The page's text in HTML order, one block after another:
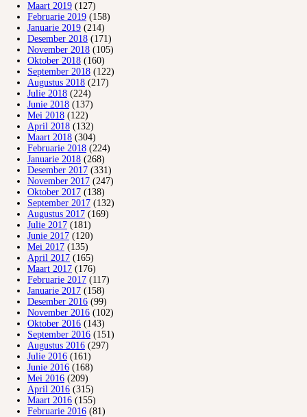
Maart 2019 (127)
Februarie 2019 (158)
Januarie 2019 (214)
Desember 2018 (171)
November 2018 (105)
Oktober 2018 (160)
September 2018 (122)
Augustus 2018 (217)
Julie 2018 (224)
Junie 2018 (137)
Mei 2018 (122)
April 2018 (132)
Maart 2018 (304)
Februarie 2018 (224)
Januarie 2018 (268)
Desember 2017 (331)
November 2017 (247)
Oktober 2017 (138)
September 2017 (132)
Augustus 2017 (169)
Julie 2017 (181)
Junie 2017 (120)
Mei 2017 (135)
April 2017 (165)
Maart 2017 (176)
Februarie 2017 (117)
Januarie 2017 (158)
Desember 2016 (99)
November 2016 (102)
Oktober 2016 (143)
September 2016 (151)
Augustus 2016 (297)
Julie 2016 (161)
Junie 2016 (168)
Mei 2016 (209)
April 2016 (315)
Maart 2016 (155)
Februarie 2016 (81)